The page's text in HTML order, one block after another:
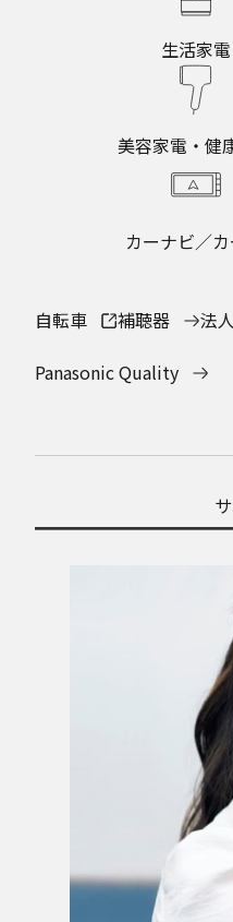
生活家電
美容家電・健
カーナビ／カ
自転車 補聴器 法
Panasonic Quality